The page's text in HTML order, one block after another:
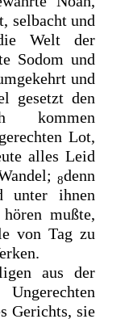
selbacht und
Welt der
Sodom und
und
gesetzt den
kommen
Lot,
alles Leid
8denn
unter ihnen
mußte,
von Tag zu
aus der
Gerichts, sie